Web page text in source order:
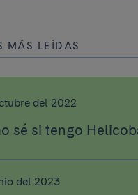
MÁS LEÍDAS
del 2022
sé si tengo
del 2023